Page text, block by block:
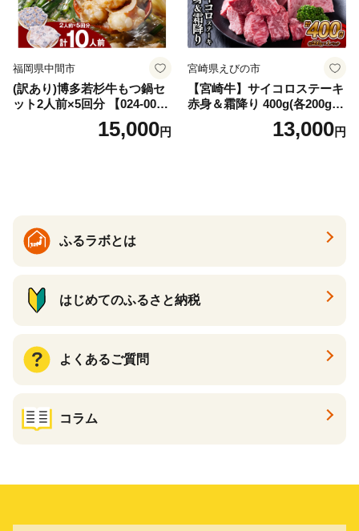
福岡県中間市
(訳あり)博多若杉牛もつ鍋セ
ット2人前×5回分 【024-002
15,000円
宮崎県えびの市
【宮崎牛】サイコロステーキ
赤身＆霜降り 400g(各200g×
１P 計2P) 真空パック 冷凍
13,000円
ふるラボとは
はじめてのふるさと納税
よくあるご質問
コラム